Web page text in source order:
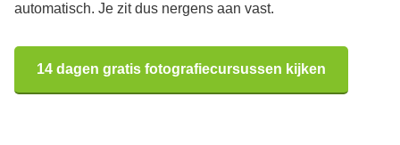
automatisch. Je zit dus nergens aan vast.
14 dagen gratis fotografiecursussen kijken